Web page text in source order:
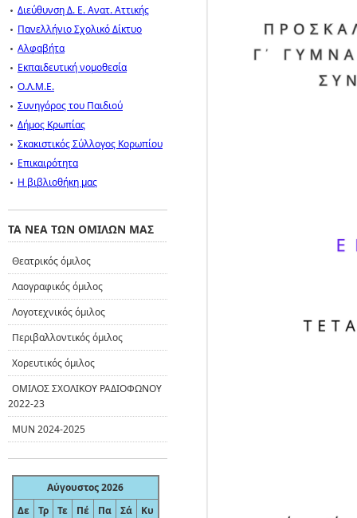
Διεύθυνση Δ. Ε. Ανατ. Αττικής
Πανελλήνιο Σχολικό Δίκτυο
Αλφαβήτα
Εκπαιδευτική νομοθεσία
Ο.Λ.Μ.Ε.
Συνηγόρος του Παιδιού
Δήμος Κρωπίας
Σκακιστικός Σύλλογος Κορωπίου
Επικαιρότητα
Η βιβλιοθήκη μας
ΤΑ ΝΕΑ ΤΩΝ ΟΜΙΛΩΝ ΜΑΣ
Θεατρικός όμιλος
Λαογραφικός όμιλος
Λογοτεχνικός όμιλος
Περιβαλλοντικός όμιλος
Χορευτικός όμιλος
ΟΜΙΛΟΣ ΣΧΟΛΙΚΟΥ ΡΑΔΙΟΦΩΝΟΥ
2022-23
MUN 2024-2025
Αύγουστος 2026
Δε
Τρ Τε Πέ Πα Σά
Κυ